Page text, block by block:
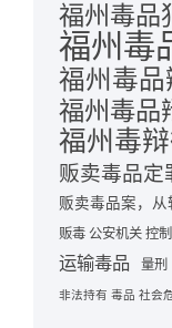
福州毒品
福州毒
福州毒
福州毒品
福州毒
贩卖毒品定
贩卖毒品案，从
贩毒 公安机关 控
运输毒品 量刑
非法持有 毒品 社会